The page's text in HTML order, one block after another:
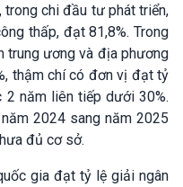
trong chi đầu tư phát triển,
thấp, đạt 81,8%. Trong
trung ương và địa phương
thậm chí có đơn vị đạt tỷ
2 năm liên tiếp dưới 30%.
2024 sang năm 2025
đủ cơ sở.
gia đạt tỷ lệ giải ngân